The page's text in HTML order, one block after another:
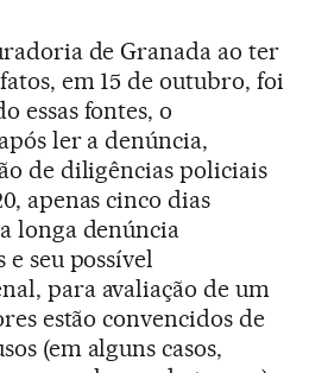
de Granada ao ter
em 15 de outubro, foi
essas fontes, o
ler a denúncia,
de diligências policiais
apenas cinco dias
longa denúncia
seu possível
para avaliação de um
estão convencidos de
(em alguns casos,